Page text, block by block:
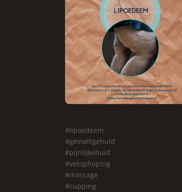
#lipoedeem
#gevoeligehuid
#pijnlijkehuid
#vetophoping
#massage
#cupping